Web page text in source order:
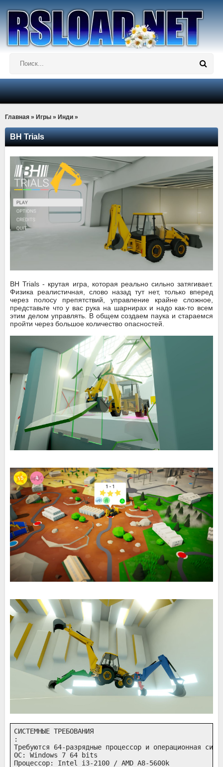
Главная » Игры » Инди »
BH Trials
BH Trials - крутая игра, которая реально сильно затягивает.
Физика реалистичная, слово назад тут нет, только вперед
через полосу препятствий, управление крайне сложное,
представьте что у вас рука на шарнирах и надо как-то всем
этим делом управлять. В общем создаем паука и стараемся
пройти через большое количество опасностей.
СИСТЕМНЫЕ ТРЕБОВАНИЯ
:
Требуются 64-разрядные процессор и операционная
ОС: Windows 7 64 bits
Процессор: Intel i3-2100 / AMD A8-5600k